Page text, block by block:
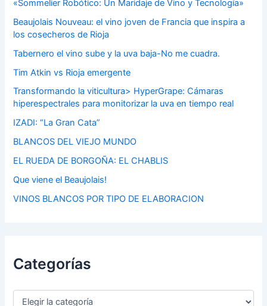
«Sommelier Robótico: Un Maridaje de Vino y Tecnología»
Beaujolais Nouveau: el vino joven de Francia que inspira a
los cosecheros de Rioja
Tabernero el vino sube y la uva baja-No me cuadra.
Tim Atkin vs Rioja emergente
Transformando la viticultura> HyperGrape: Cámaras
hiperespectrales para monitorizar la uva en tiempo real
IZADI: “La Gran Cata”
BLANCOS DEL VIEJO MUNDO
EL RUEDA DE BORGOÑA: EL CHABLIS
Que viene el Beaujolais!
VINOS BLANCOS POR TIPO DE ELABORACION
Categorías
C